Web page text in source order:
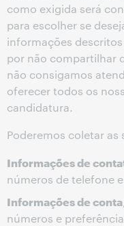
como exigida será
para escolher se
informações
por não compartilhar
não consigamos
oferecer todos os
candidatura.
Poderemos coletar
Informações de
números de telefone
Informações de conta
números e